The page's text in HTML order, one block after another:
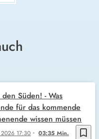
bookmark_border
2026 17:30 03:35 Min.
Süden! - Was
für das kommende
wissen müssen